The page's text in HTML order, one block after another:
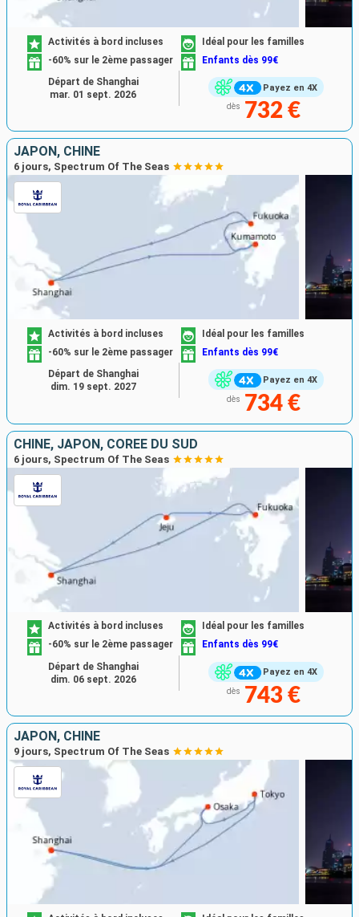
Payez en 4X
Activités à bord incluses
Idéal pour les familles
-60% sur le 2ème passager
Enfants dès 99€
dès 732 €
Départ de Shanghai
mar. 01 sept. 2026
JAPON, CHINE
6 jours, Spectrum Of The Seas
Payez en 4X
Activités à bord incluses
Idéal pour les familles
-60% sur le 2ème passager
Enfants dès 99€
dès 734 €
Départ de Shanghai
dim. 19 sept. 2027
CHINE, JAPON, CORÉE DU SUD
6 jours, Spectrum Of The Seas
Payez en 4X
Activités à bord incluses
Idéal pour les familles
-60% sur le 2ème passager
Enfants dès 99€
dès 743 €
Départ de Shanghai
dim. 06 sept. 2026
JAPON, CHINE
9 jours, Spectrum Of The Seas